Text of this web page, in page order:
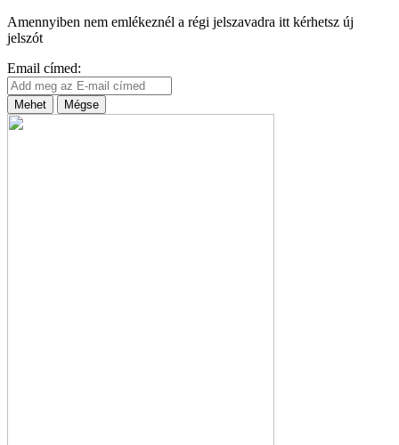
Amennyiben nem emlékeznél a régi jelszavadra itt kérhetsz új
jelszót
Email címed:
Mehet Mégse